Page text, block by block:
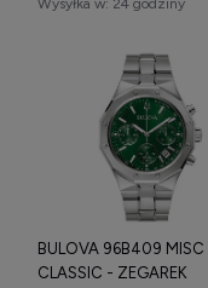
BULOVA 96B409 MISC
CLASSIC - ZEGAREK